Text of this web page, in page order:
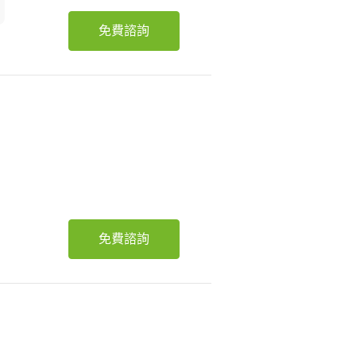
免費諮詢
免費諮詢